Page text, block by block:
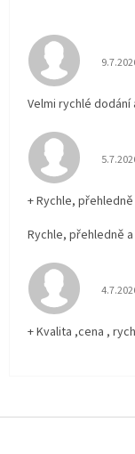
Velmi rychlé
+ Rychle,
Rychle, přehledně
+ Kvalita ,cena ,